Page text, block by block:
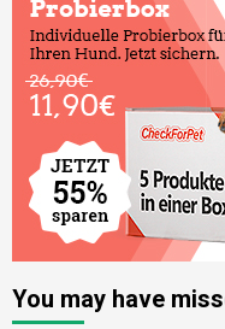
You may have